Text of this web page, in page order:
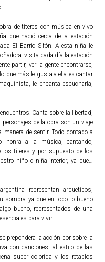
de títeres con música en vivo
que nació cerca de la estación
El Barrio Sifón. A esta niña le
visita cada día la estación
partir, ver la gente encontrarse,
que más le gusta a ella es cantar
le encanta escucharla,
Canta sobre la libertad,
de la obra son un viaje
de sentir. Todo contado a
honra a la música, cantando,
los títeres y por supuesto de los
niño o niña interior, ya que…
representan arquetipos,
sombra ya que en todo lo bueno
bueno, representados de una
para vivir.
prepondera la acción por sobre la
con canciones, al estilo de las
super colorida y los retablos